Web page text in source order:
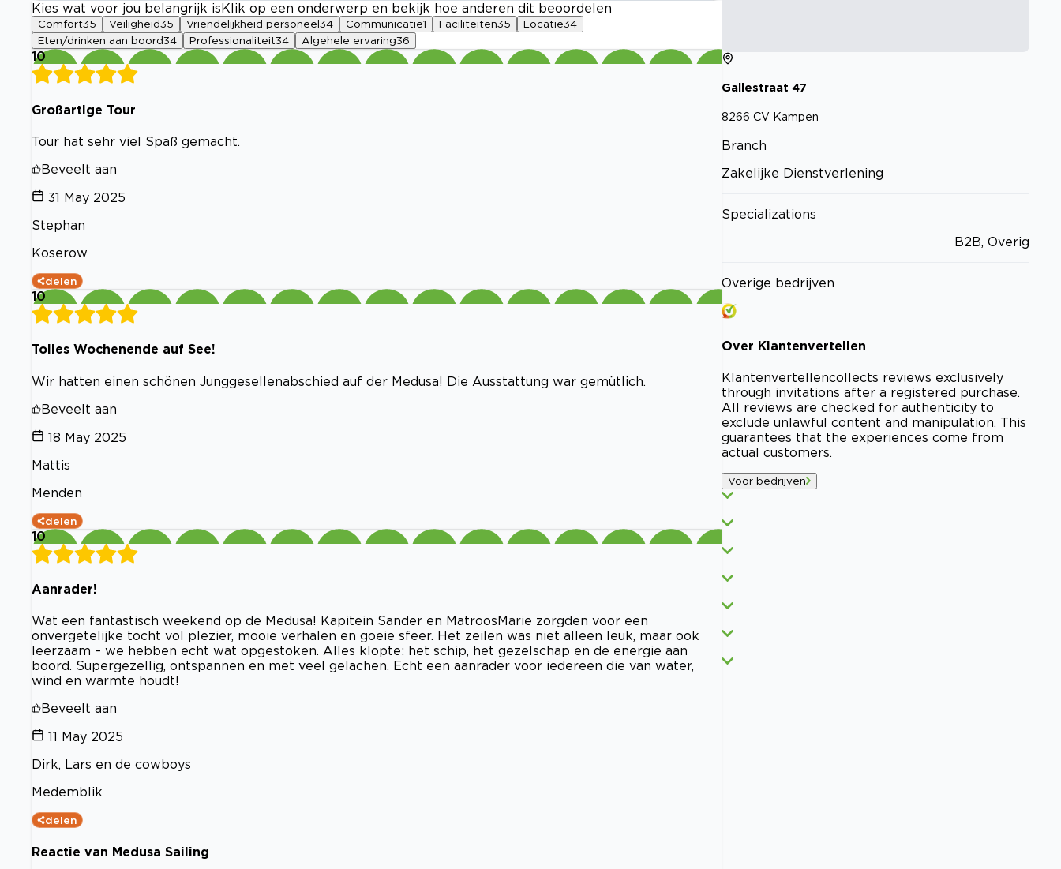
Kies wat voor jou belangrijk is Klik op een onderwerp en bekijk hoe anderen dit beoordelen
Comfort35 Veiligheid35 Vriendelijkheid personeel 34 Communicatie1 Faciliteiten35 Locatie34
Eten/drinken aan boord34 Professionaliteit34 Algehele ervaring36
10
Großartige Tour
Tour hat sehr viel Spaß gemacht.
Beveelt aan
31 May 2025
Stephan
Koserow
delen
10
Tolles Wochenende auf See!
Wir hatten einen schönen Junggesellenabschied auf der Medusa! Die Ausstattung war gemütlich.
Beveelt aan
18 May 2025
Mattis
Menden
delen
10
Aanrader!
Wat een fantastisch weekend op de Medusa! Kapitein Sander en MatroosMarie zorgden voor een
onvergetelijke tocht vol plezier, mooie verhalen en goeie sfeer. Het zeilen was niet alleen leuk, maar ook
leerzaam – we hebben echt wat opgestoken. Alles klopte: het schip, het gezelschap en de energie aan
boord. Supergezellig, ontspannen en met veel gelachen. Echt een aanrader voor iedereen die van water,
wind en warmte houdt!
Beveelt aan
11 May 2025
Dirk, Lars en de cowboys
Medemblik
delen
Reactie van Medusa Sailing
Gallestraat 47
8266 CV Kampen
Branch
Zakelijke Dienstverlening
Specializations
B2B, Overig
Overige bedrijven
Over Klantenvertellen
Klantenvertellencollects reviews exclusively
through invitations after a registered purchase.
All reviews are checked for authenticity to
exclude unlawful content and manipulation. This
guarantees that the experiences come from
actual customers.
Voor bedrijven